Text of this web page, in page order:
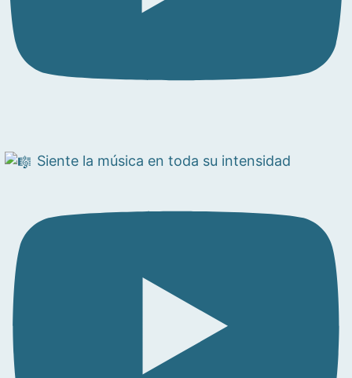
Siente la música en toda su intensidad